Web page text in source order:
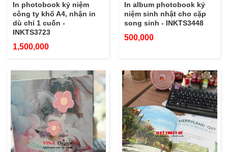
In photobook kỷ niệm
công ty khổ A4, nhận in
dù chỉ 1 cuốn -
INKTS3723
1,500,000
In album photobook kỷ
niệm sinh nhật cho cặp
song sinh - INKTS3448
500,000